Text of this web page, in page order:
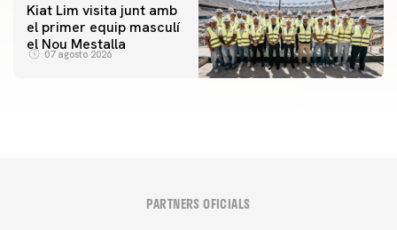
Kiat Lim visita junt amb
el primer equip masculí
el Nou Mestalla
07 agosto 2026
PARTNERS OFICIALS